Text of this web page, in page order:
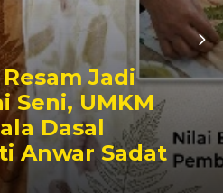
–
Santunan
Kuala Dasal